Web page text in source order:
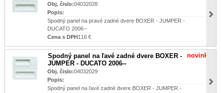
Obj. čislo:04032028
Popis:
Spodný panel na pravé zadné dvere BOXER - JUMPER -
DUCATO 2006--
Cena s DPH116 €
Spodný panel na ľavé zadné dvere BOXER -
JUMPER - DUCATO 2006--
novinka
Obj. čislo:04032029
Popis:
Spodný panel na ľavé zadné dvere BOXER - JUMPER -